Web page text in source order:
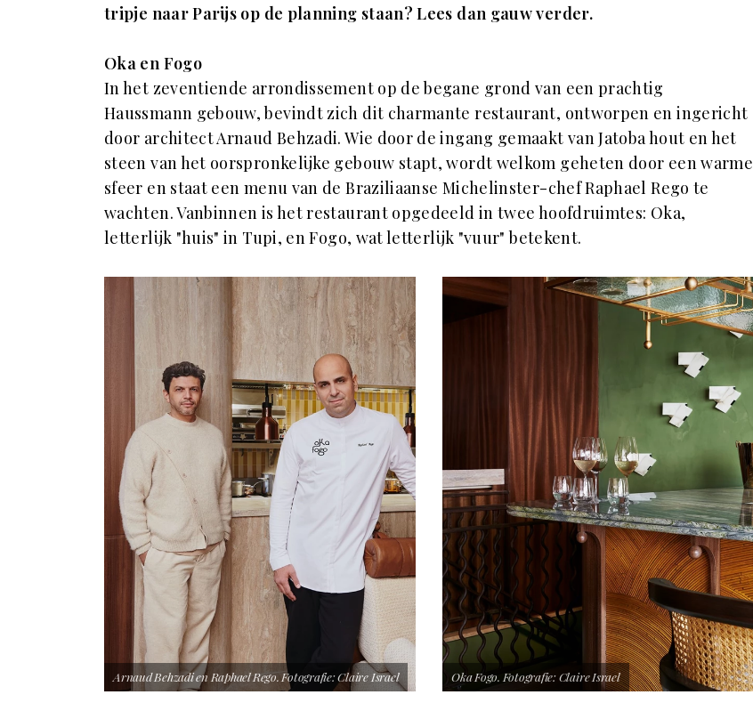
tripje naar Parijs op de planning staan? Lees dan gauw verder.
Oka en Fogo
In het zeventiende arrondissement op de begane grond van een prachtig
Haussmann gebouw, bevindt zich dit charmante restaurant, ontworpen en ingericht
door architect Arnaud Behzadi. Wie door de ingang gemaakt van Jatoba hout en het
steen van het oorspronkelijke gebouw stapt, wordt welkom geheten door een warme
sfeer en staat een menu van de Braziliaanse Michelinster-chef Raphael Rego te
wachten. Vanbinnen is het restaurant opgedeeld in twee hoofdruimtes: Oka,
letterlijk "huis" in Tupi, en Fogo, wat letterlijk "vuur" betekent.
Arnaud Behzadi en Raphael Rego. Fotografie: Claire Israel Oka Fogo. Fotografie: Claire Israel